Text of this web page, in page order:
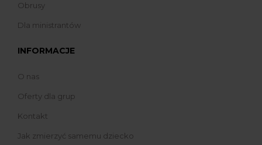
Obrusy
Dla ministrantów
INFORMACJE
O nas
Oferty dla grup
Kontakt
Jak zmierzyć samemu dziecko